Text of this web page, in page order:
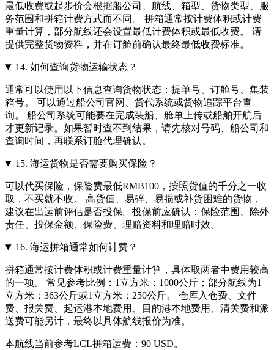
最低收费或起步价会根据船公司、航线、箱型、货物类型、服
务范围和拼箱计费方式而不同。 拼箱通常按计费体积或计费
重量计算，部分航线还会设置最低计费体积或最低收费。 请
提供完整货物资料，并在订舱前确认最终最低收费标准。
14. 如何查询货物运输状态？
通常可以使用以下信息查询货物状态：提单号、订舱号、集装
箱号。 可以通过船公司官网、货代系统或货物追踪平台查
询。 船公司系统可能要在完成装船、舱单上传或船舶开航后
才更新记录。如果暂时查不到结果，请先核对号码、船公司和
查询时间，再联系订舱代理确认。
15. 海运货物是否需要购买保险？
可以代买保险，保险费最低RMB100，按照货值的千分之一收
取，不买就不收。 高货值、易碎、易损或补货困难的货物，
建议在出运前评估是否投保。投保前应确认：保险范围、除外
责任、投保金额、保险费、理赔资料和理赔时效。
16. 海运拼箱通常如何计费？
拼箱通常按计费体积或计费重量计算，具体取两者中费用较高
的一项。 常见参考比例：1立方米：1000公斤；部分航线为1
立方米：363公斤或1立方米：250公斤。 仓库入仓费、文件
费、报关费、起运港本地费用、目的港本地费用、清关费和派
送费可能另计，最终以具体航线报价为准。
本航线当前参考LCL拼箱运费：90 USD。